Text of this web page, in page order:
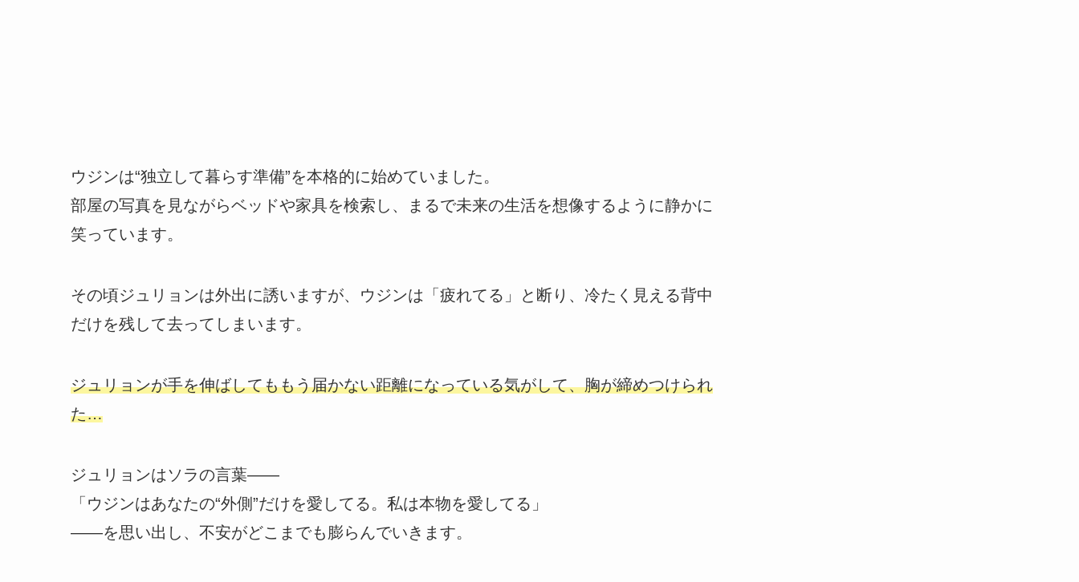
ウジンは“独立して暮らす準備”を本格的に始めていました。
部屋の写真を見ながらベッドや家具を検索し、まるで未来の生活を想像するように静かに
笑っています。
その頃ジュリョンは外出に誘いますが、ウジンは「疲れてる」と断り、冷たく見える背中
だけを残して去ってしまいます。
ジュリョンが手を伸ばしてももう届かない距離になっている気がして、胸が締めつけられ
た…
ジュリョンはソラの言葉——
「ウジンはあなたの“外側”だけを愛してる。私は本物を愛してる」
——を思い出し、不安がどこまでも膨らんでいきます。